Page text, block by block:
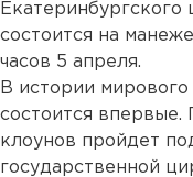
состоится на
часов 5 апреля.
В истории
состоится
клоунов пройдет
государственной